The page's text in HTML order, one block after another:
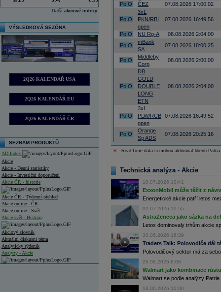
Další akciové indexy
VÝSLEDKOVÁ SEZÓNA
2Q26 KALENDÁŘ USA
2Q26 KALENDÁŘ EU
2Q26 KALENDÁŘ ČR
SEZNAM PRODUKTŮ
AD Index
Akcie
Akcie - Denní statistiky
Akcie - Investiční doporučení
Akcie ČR - historie
Akcie ČR - Týdenní přehled
Akcie online - ČR
Akcie online - Svět
Akcie svět - Historie
Akciový slovník
Aktuální diskusní téma
Analytický týdeník
Analýzy - Akcie
Po O ČEZ 07.08.2026 17:00:02
Po O
3xL
PKN/RBI
open
07.08.2026 16:49:56
Po O NU Rg-A
08.08.2026 2:04:00
Po O
mBank
SA
07.08.2026 18:00:25
Po O
Middleby
Corp
08.08.2026 2:00:00
Po O
DB
GOLD
DOUBLE
LONG
ETN
08.08.2026 2:04:00
Po O
3xL
PLW/RCB
open
07.08.2026 16:49:52
Po O
Orange
Sp ADS
07.08.2026 20:25:16
R - Real-Time data si mohou aktivovat klienti
Technická analýza - Akcie
10.07.2026 10:41
ExxonMobil může těžit z
Energetické akcie patří letos
02.07.2026 10:55
AstraZeneca jako sázka na
Letos dominovaly trhům akcie
30.06.2026 16:39
Traders Talk: Polovodiče dál
Polovodičový sektor má za
26.06.2026 6:06
Walmart jako kombinace
Walmart se podle analýzy
18.06.2026 10:00